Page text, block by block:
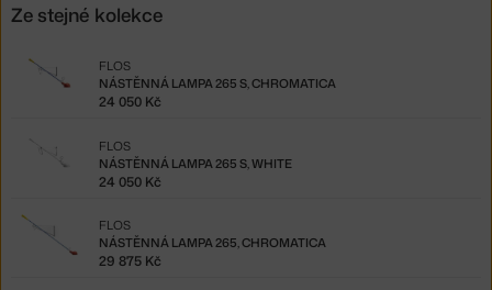
Ze stejné kolekce
NÁSTĚNNÁ LAMPA 265 S, CHROMATICA
FLOS
24 050 Kč
NÁSTĚNNÁ LAMPA 265 S, WHITE
FLOS
24 050 Kč
NÁSTĚNNÁ LAMPA 265, CHROMATICA
FLOS
29 875 Kč